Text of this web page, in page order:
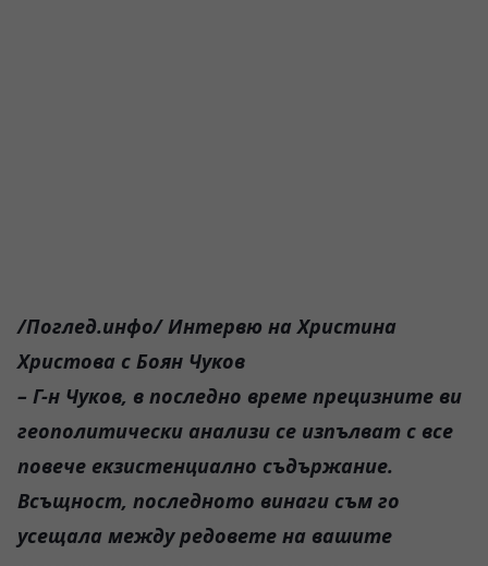
/Поглед.инфо/ Интервю на Христина
Христова с Боян Чуков
– Г-н Чуков, в последно време прецизните ви
геополитически анализи се изпълват с все
повече екзистенциално съдържание.
Всъщност, последното винаги съм го
усещала между редовете на вашите